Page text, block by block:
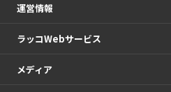
運営情報
ラッコWebサービス
メディア